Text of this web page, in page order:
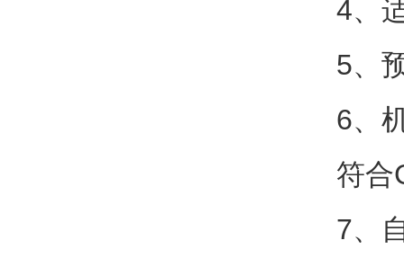
4、
5、
6、
符合
7、